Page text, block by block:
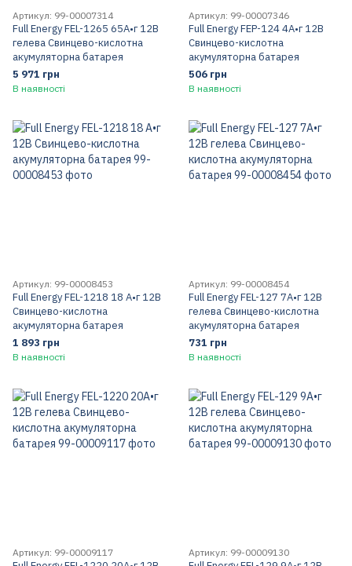
Артикул: 99-00007314
Full Energy FEL-1265 65А•г 12В
гелева Свинцево-кислотна
акумуляторна батарея
5 971 грн
В наявності
Артикул: 99-00007346
Full Energy FEP-124 4А•г 12В
Свинцево-кислотна
акумуляторна батарея
506 грн
В наявності
Артикул: 99-00008453
Full Energy FEL-1218 18 А•г 12В
Свинцево-кислотна
акумуляторна батарея
1 893 грн
В наявності
Артикул: 99-00008454
Full Energy FEL-127 7А•г 12В
гелева Свинцево-кислотна
акумуляторна батарея
731 грн
В наявності
Артикул: 99-00009117 Артикул: 99-00009130